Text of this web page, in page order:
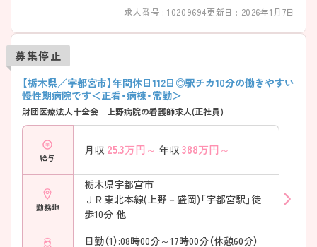
求人番号 : 10209694更新日 : 2026年1月7日
募集停止
【栃木県／宇都宮市】年間休日112日◎駅チカ10分の働きやすい
慢性期病院です＜正看・病棟・常勤＞
財団医療法人十全会 上野病院の看護師求人(正社員)
給与
月収 25.3万円～ 年収 388万円～
勤務地
栃木県宇都宮市
ＪＲ東北本線(上野－盛岡)「宇都宮駅」徒
歩10分 他
日勤（1）:08時00分～17時00分（休憩60分）